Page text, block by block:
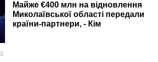
Майже €400 млн на відновлення
Миколаївської області передали
країни-партнери, - Кім